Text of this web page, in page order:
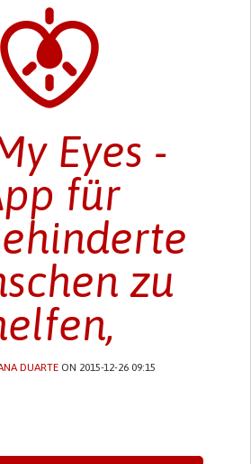
Eyes -
für
zu
DUARTE ON 2015-12-26 09:15